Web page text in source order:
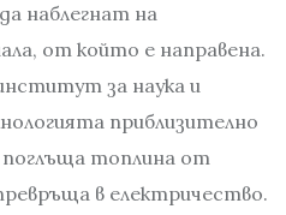
наблегнат на
от който е направена.
за наука и
приблизително
поглъща топлина от
в електричество.